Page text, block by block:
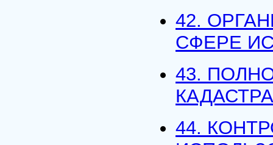
42.
СФЕРЕ
43.
44.